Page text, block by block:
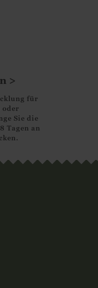
für
oder
Sie die
Tagen an